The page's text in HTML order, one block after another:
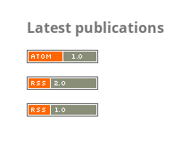
Latest publications